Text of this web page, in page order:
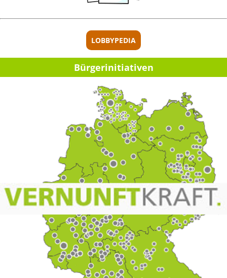
LOBBYPEDIA
Bürger­initia­ti­ven